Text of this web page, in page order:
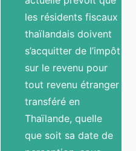
les résidents fiscaux
thaïlandais doivent
s’acquitter de l’impôt
sur le revenu pour
tout revenu étranger
transféré en
Thaïlande, quelle
que soit sa date de